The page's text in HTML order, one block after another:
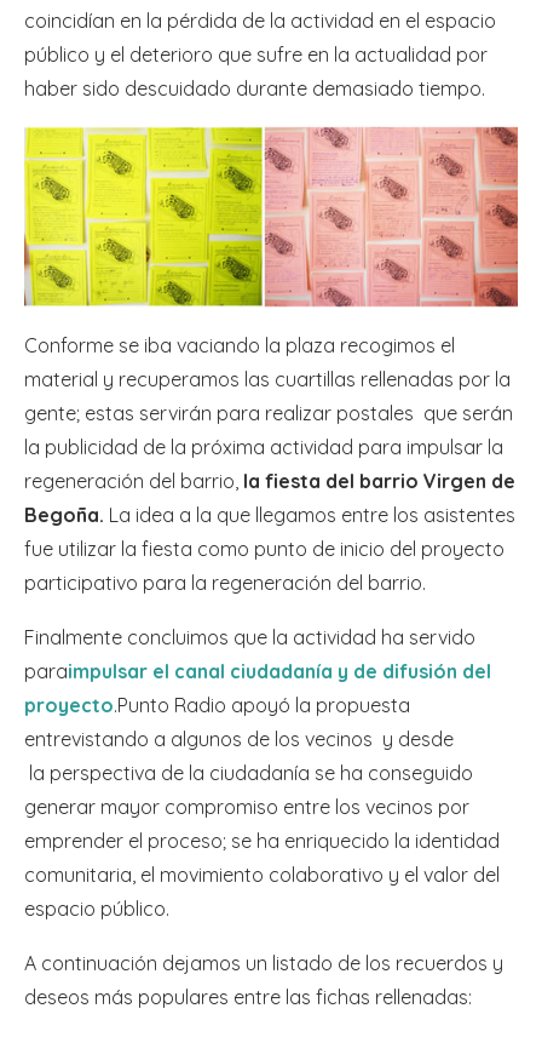
coincidían en la pérdida de la actividad en el espacio
público y el deterioro que sufre en la actualidad por
haber sido descuidado durante demasiado tiempo.
Conforme se iba vaciando la plaza recogimos el
material y recuperamos las cuartillas rellenadas por la
gente; estas servirán para realizar postales que serán
la publicidad de la próxima actividad para impulsar la
regeneración del barrio, la fiesta del barrio Virgen de
Begoña. La idea a la que llegamos entre los asistentes
fue utilizar la fiesta como punto de inicio del proyecto
participativo para la regeneración del barrio.
Finalmente concluimos que la actividad ha servido
paraimpulsar el canal ciudadanía y de difusión del
proyecto.Punto Radio apoyó la propuesta
entrevistando a algunos de los vecinos y desde
la perspectiva de la ciudadanía se ha conseguido
generar mayor compromiso entre los vecinos por
emprender el proceso; se ha enriquecido la identidad
comunitaria, el movimiento colaborativo y el valor del
espacio público.
A continuación dejamos un listado de los recuerdos y
deseos más populares entre las fichas rellenadas: